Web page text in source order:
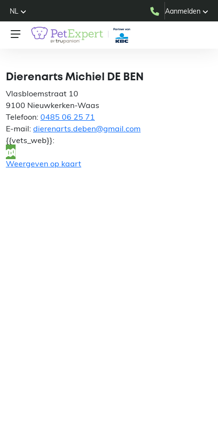
NL Aanmelden
Dierenarts Michiel DE BEN
Vlasbloemstraat 10
9100 Nieuwkerken-Waas
Telefoon: 0485 06 25 71
E-mail: dierenarts.deben@gmail.com
{{vets_web}}:
Weergeven op kaart